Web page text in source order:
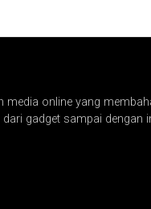
media online yang
dari gadget sampai